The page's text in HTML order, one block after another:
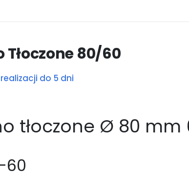
Tłoczone 80/60
do 5 dni
tłoczone Ø 80 mm
60